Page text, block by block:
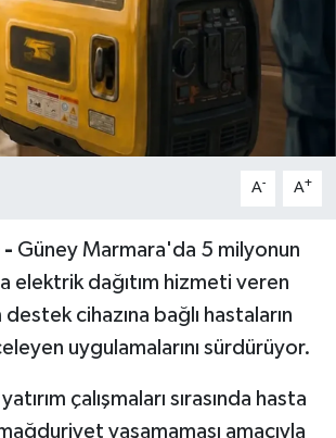
A- A+
- Güney Marmara'da 5 milyonun
elektrik dağıtım hizmeti veren
cihazına bağlı hastaların
uygulamalarını sürdürüyor.
çalışmaları sırasında hasta
mağduriyet yaşamaması amacıyla